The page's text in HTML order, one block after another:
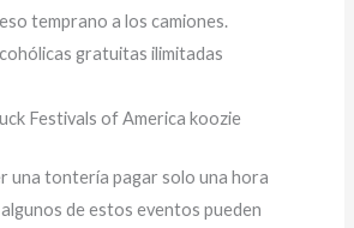
temprano a los camiones.
gratuitas ilimitadas
Festivals of America koozie
una tontería pagar solo una hora
de estos eventos pueden